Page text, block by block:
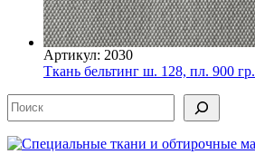
Артикул: 2030
Ткань бельтинг ш. 128, пл. 900 гр.
Поиск